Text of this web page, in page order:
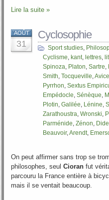
Lire la suite »
AOÛT
31
Cyclosophie
Sport studies,
Cyclisme, kant, lettres,
Spinoza, Platon, Sartre,
Smith, Tocqueville,
Pyrrhon, Sextus
Empédocle, Sénèque,
Plotin, Galilée, Lénine,
Zarathoustra, Wronski,
Parménide, Zénon,
Beauvoir,Arendt,
On peut affirmer sans trop se
philosophes, seul Cioran fut
parcouru la France entière à
mais il se ventait beaucoup.